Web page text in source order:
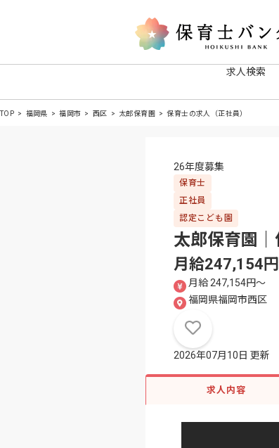
求人検索
TOP 福岡県 福岡市 西区 太郎保育園 保育士の求人（正社員）
26年度募集
保育士
正社員
認定こども園
太郎保育園
月給247,154
月給 247,154円〜
福岡県福岡市西区
2026年07月10日 更新
求人内容